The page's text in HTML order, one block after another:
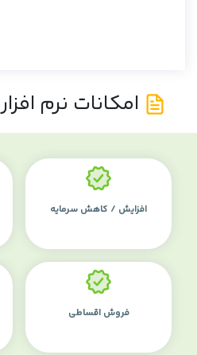
امکانات نرم افزار
افزایش / کاهش سرمایه
فروش اقساطی